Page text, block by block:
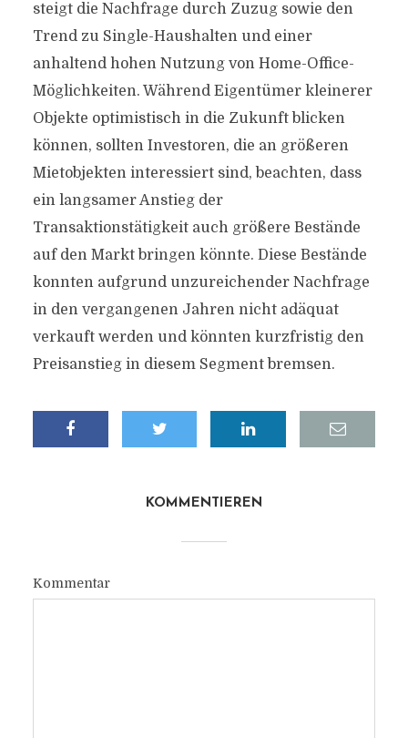
steigt die Nachfrage durch Zuzug sowie den
Trend zu Single-Haushalten und einer
anhaltend hohen Nutzung von Home-Office-
Möglichkeiten. Während Eigentümer kleinerer
Objekte optimistisch in die Zukunft blicken
können, sollten Investoren, die an größeren
Mietobjekten interessiert sind, beachten, dass
ein langsamer Anstieg der
Transaktionstätigkeit auch größere Bestände
auf den Markt bringen könnte. Diese Bestände
konnten aufgrund unzureichender Nachfrage
in den vergangenen Jahren nicht adäquat
verkauft werden und könnten kurzfristig den
Preisanstieg in diesem Segment bremsen.
KOMMENTIEREN
Kommentar